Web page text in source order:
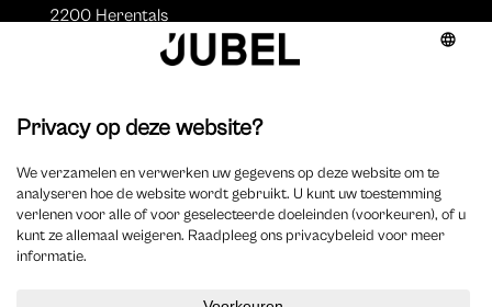
2200 Herentals
Auteurs
Overzicht auteurs
Auteur worden?